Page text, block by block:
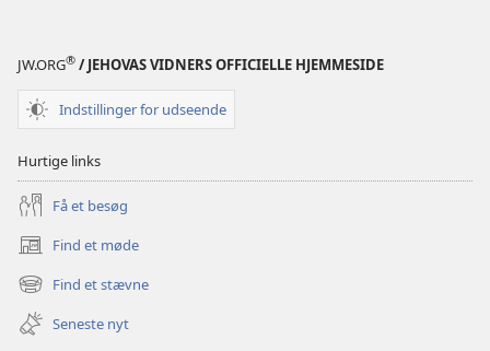
JW.ORG® / JEHOVAS VIDNERS OFFICIELLE HJEMMESIDE
Indstillinger for udseende
Hurtige links
Få et besøg
Find et møde
(åbner
nyt
vindue)
Find et stævne
(åbner
nyt
vindue)
Seneste nyt